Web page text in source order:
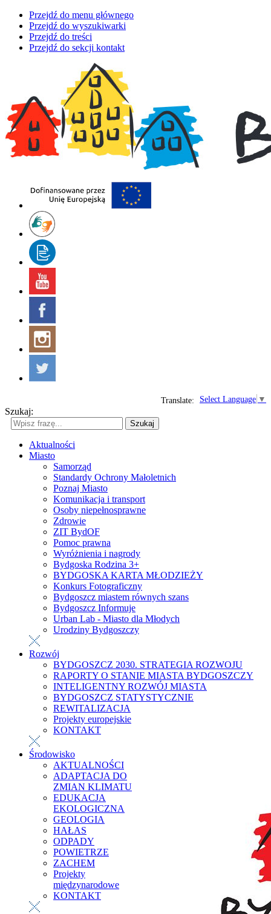
Przejdź do menu głównego
Przejdź do wyszukiwarki
Przejdź do treści
Przejdź do sekcji kontakt
Select Language ▼
Translate:
Szukaj:
Szukaj
Aktualności
Miasto
Samorząd
Standardy Ochrony Małoletnich
Poznaj Miasto
Komunikacja i transport
Osoby niepełnosprawne
Zdrowie
ZIT BydOF
Pomoc prawna
Wyróżnienia i nagrody
Bydgoska Rodzina 3+
BYDGOSKA KARTA MŁODZIEŻY
Konkurs Fotograficzny
Bydgoszcz miastem równych szans
Bydgoszcz Informuje
Urban Lab - Miasto dla Młodych
Urodziny Bydgoszczy
Rozwój
BYDGOSZCZ 2030. STRATEGIA ROZWOJU
RAPORTY O STANIE MIASTA BYDGOSZCZY
INTELIGENTNY ROZWÓJ MIASTA
BYDGOSZCZ STATYSTYCZNIE
REWITALIZACJA
Projekty europejskie
KONTAKT
Środowisko
AKTUALNOŚCI
ADAPTACJA DO
ZMIAN KLIMATU
EDUKACJA
EKOLOGICZNA
GEOLOGIA
HAŁAS
ODPADY
POWIETRZE
ZACHEM
Projekty
międzynarodowe
KONTAKT